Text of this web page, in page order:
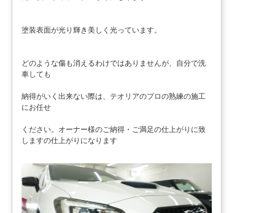
塗装表面が光り輝き美しく光っています。
どのような傷も消えるわけではありませんが、自分で洗
車しても
納得がいく出来ない際は、テオリアのプロの熟練の施工
にお任せ
ください。オーナー様のご納得・ご満足の仕上がりに致
しますの仕上がりになります